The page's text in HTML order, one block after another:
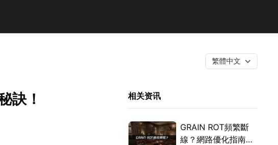
繁體中文
訣！ 相关资讯
GRAIN ROT頻繁斷
線？網路優化指南一